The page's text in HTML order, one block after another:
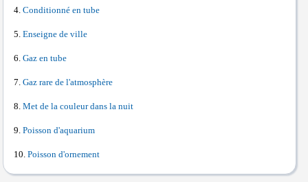
Conditionné en tube
Enseigne de ville
Gaz en tube
Gaz rare de l'atmosphère
Met de la couleur dans la nuit
Poisson d'aquarium
Poisson d'ornement